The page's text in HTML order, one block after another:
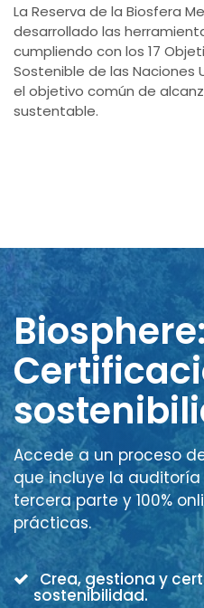
La Reserva de la Biosfera
desarrollado las
cumpliendo con los 17
Sostenible de las Naciones
el objetivo común de
sustentable.
Accede a un proceso
que incluye la
tercera parte y 100%
prácticas.
Crea, gestiona y
sostenibilidad.